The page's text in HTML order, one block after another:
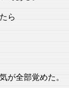
ら
が全部覚めた。